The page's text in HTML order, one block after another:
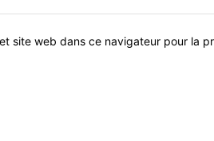
site web dans ce navigateur pour la